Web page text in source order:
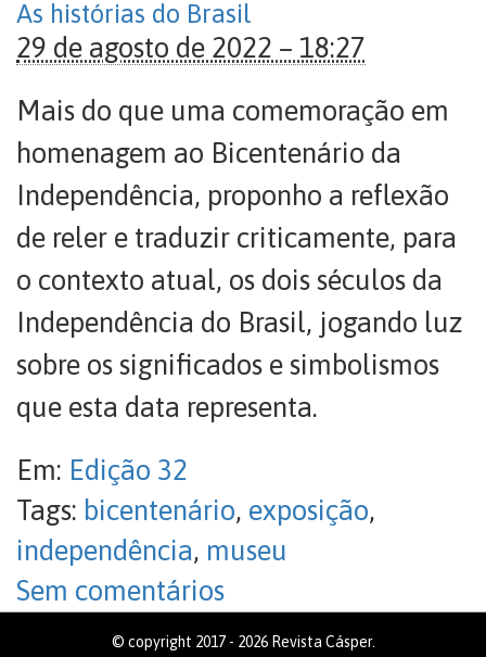
As histórias do Brasil
29 de agosto de 2022 – 18:27
Mais do que uma comemoração em
homenagem ao Bicentenário da
Independência, proponho a reflexão
de reler e traduzir criticamente, para
o contexto atual, os dois séculos da
Independência do Brasil, jogando luz
sobre os significados e simbolismos
que esta data representa.
Em: Edição 32
Tags: bicentenário, exposição,
independência, museu
Sem comentários
© copyright 2017 - 2026 Revista Cásper.